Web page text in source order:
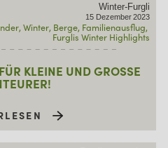
Winter-Furgli
15 Dezember 2023
Winter Berge Familienausflug
Furglis Winter Highlights
KLEINE UND GROSSE A